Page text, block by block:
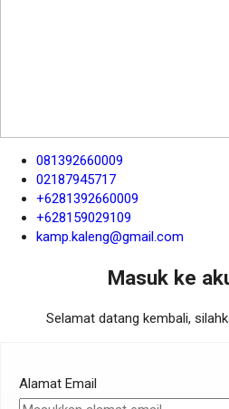
081392660009
02187945717
+6281392660009
+628159029109
kamp.kaleng@gmail.com
Masuk ke
Selamat datang kembali,
Alamat Email